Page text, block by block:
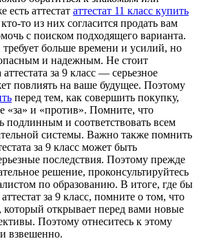
есть аттестат аттестат 11 класс купить
то из них согласится продать вам
с поиском подходящего варианта.
больше времени и усилий, но
и надежным. Не стоит
за 9 класс — серьезное
повлиять на ваше будущее. Поэтому
перед тем, как совершить покупку,
«за» и «против». Помните, что
подлинным и соответствовать всем
системы. Важно также помнить
за 9 класс может быть
последствия. Поэтому прежде
решение, проконсультируйтесь
по образованию. В итоге, где бы
за 9 класс, помните о том, что
открывает перед вами новые
Поэтому отнеситесь к этому
взвешенно.